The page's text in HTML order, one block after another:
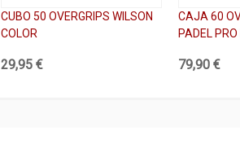
CUBO 50 OVERGRIPS WILSON
COLOR
29,95 €
CAJA 60
PADEL
79,90 €